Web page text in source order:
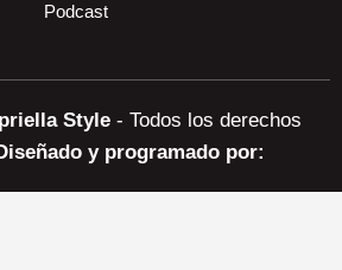
Podcast
Style - Todos los derechos
y programado por: